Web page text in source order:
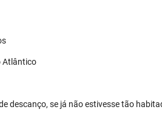
Atlântico
descanço, se já não estivesse tão